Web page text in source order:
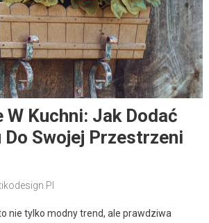
Kuchni: Jak Dodać
Do Swojej Przestrzeni
nie tylko modny trend, ale prawdziwa